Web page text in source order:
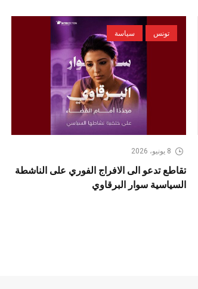
تونس سياسة
8 يونيو، 2026
تقاطع تدعو الى الافراج الفوري على الناشطة
السياسية سوار البرقاوي